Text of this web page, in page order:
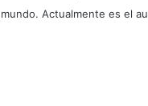
Actualmente es el